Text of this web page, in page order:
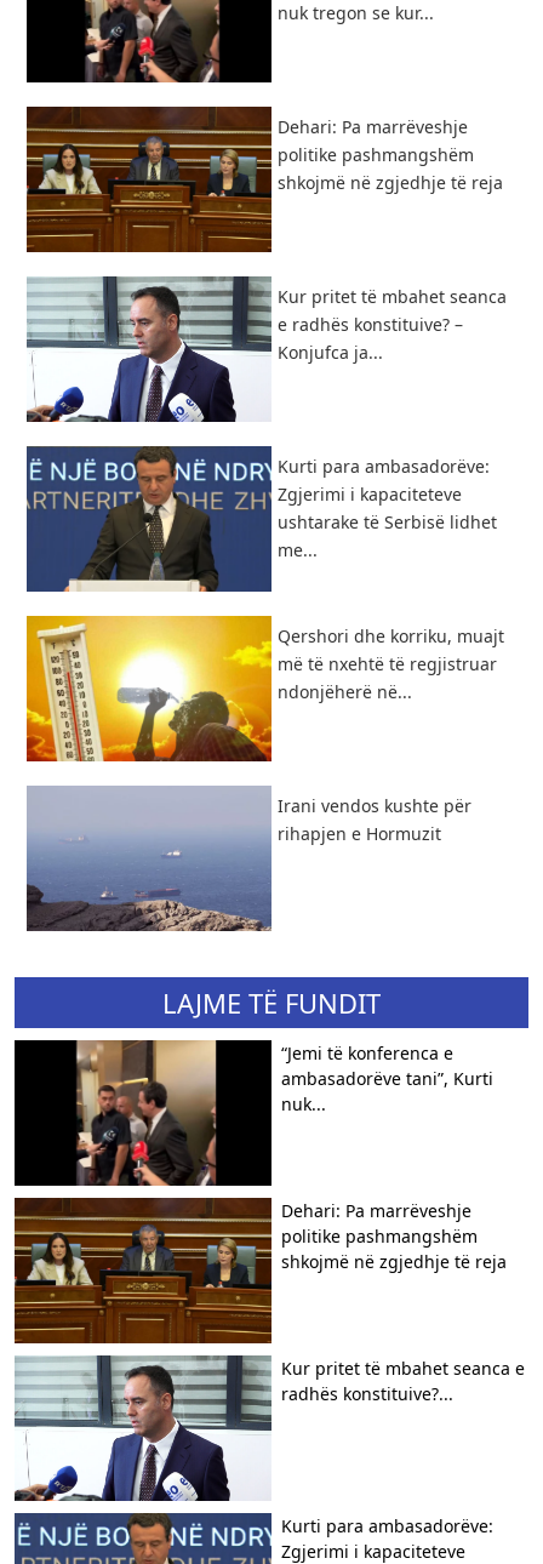
nuk tregon se kur...
​Dehari: Pa marrëveshje
politike pashmangshëm
shkojmë në zgjedhje të reja
Kur pritet të mbahet seanca
e radhës konstituive? –
Konjufca ja...
Kurti para ambasadorëve:
Zgjerimi i kapaciteteve
ushtarake të Serbisë lidhet
me...
Qershori dhe korriku, muajt
më të nxehtë të regjistruar
ndonjëherë në...
Irani vendos kushte për
rihapjen e Hormuzit
LAJME TË FUNDIT
“Jemi të konferenca e
ambasadorëve tani”, Kurti
nuk...
​Dehari: Pa marrëveshje
politike pashmangshëm
shkojmë në zgjedhje të reja
Kur pritet të mbahet seanca e
radhës konstituive?...
Kurti para ambasadorëve:
Zgjerimi i kapaciteteve